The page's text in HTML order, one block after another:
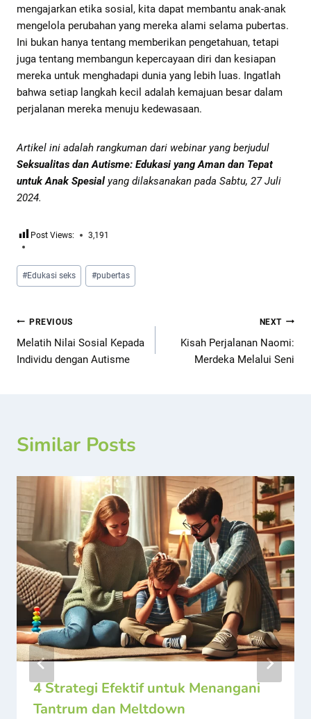
mengajarkan etika sosial, kita dapat membantu anak-anak
mengelola perubahan yang mereka alami selama pubertas.
Ini bukan hanya tentang memberikan pengetahuan, tetapi
juga tentang membangun kepercayaan diri dan kesiapan
mereka untuk menghadapi dunia yang lebih luas. Ingatlah
bahwa setiap langkah kecil adalah kemajuan besar dalam
perjalanan mereka menuju kedewasaan.
Artikel ini adalah rangkuman dari webinar yang berjudul
Seksualitas dan Autisme: Edukasi yang Aman dan Tepat
untuk Anak Spesial yang dilaksanakan pada Sabtu, 27 Juli
2024.
Post Views: 3,191
#Edukasi seks #pubertas
PREVIOUS
Melatih Nilai Sosial Kepada
Individu dengan Autisme
NEXT
Kisah Perjalanan Naomi:
Merdeka Melalui Seni
Similar Posts
4 Strategi Efektif untuk Menangani
Tantrum dan Meltdown